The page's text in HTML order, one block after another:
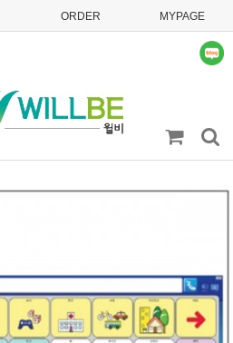
ORDER MYPAGE